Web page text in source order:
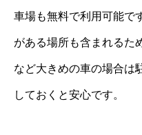
車場も無料で利用可能で
がある場所も含まれるた
など大きめの車の場合は
しておくと安心です。